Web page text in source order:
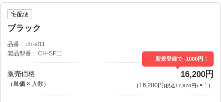
宅配便
ブラック
品番
ch-sf11
製品型番
CH-SF11
販売価格
（単価 × 入数）
新規登録で -1000円！
16,200円
（ 16,200円(税込17,820円)× 1 ）